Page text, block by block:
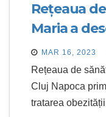
Rețeaua
Maria a
centru
obezității
MAR 16, 2023
Rețeaua de
Cluj Napoca
tratarea